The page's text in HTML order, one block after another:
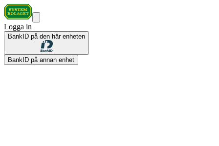
Logga in
BankID på den här enheten
BankID på annan enhet